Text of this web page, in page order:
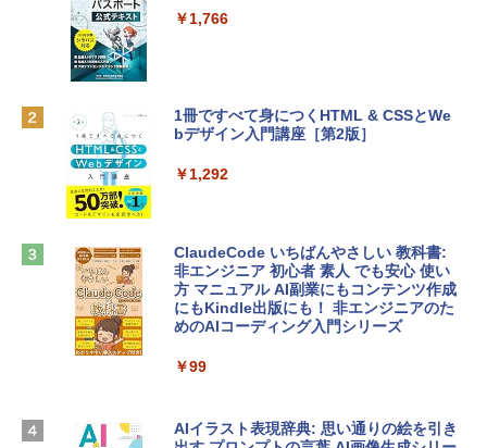
e Intelligenceのために設計、Liquid Ret
￥113,748
tomtoc 360°保護 15.6 16インチ パソコ
￥2,952
Apple 2026 MacBook Air M5チップ搭載
13インチノートブック：AIとApple Intell
スプレイ、16GBユニファイドメモリ、1
D - ミッドナイト
インゲームコード】 ロブロックス | オン
Robloxギフトカード - 1000 Robux 【限
インゲームコード】 ロブロックス |オン
Robloxギフトカード - 2,000 Robux 【限
定バーチャルアイテムを含む】 【オンラ
インゲームコード】 ロブロックス | オン
￥1,766
1冊ですべて身につくHTML & CSSとWe
bデザイン入門講座［第2版］
￥1,292
ClaudeCode いちばんやさしい 教科書:
非エンジニア 初心者 素人 でも安心 使い
方 マニュアル AI副業にもコンテンツ作成
にもKindle出版にも！ 非エンジニアのた
めのAIコーディング入門シリーズ
￥99
AIイラスト表現辞典: 思い通りの絵を引き